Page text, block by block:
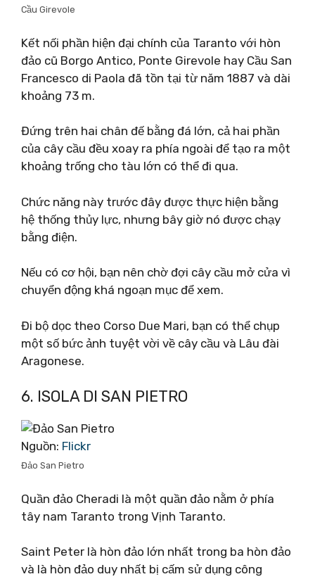
Cầu Girevole
Kết nối phần hiện đại chính của Taranto với hòn
đảo cũ Borgo Antico, Ponte Girevole hay Cầu San
Francesco di Paola đã tồn tại từ năm 1887 và dài
khoảng 73 m.
Đứng trên hai chân đế bằng đá lớn, cả hai phần
của cây cầu đều xoay ra phía ngoài để tạo ra một
khoảng trống cho tàu lớn có thể đi qua.
Chức năng này trước đây được thực hiện bằng
hệ thống thủy lực, nhưng bây giờ nó được chạy
bằng điện.
Nếu có cơ hội, bạn nên chờ đợi cây cầu mở cửa vì
chuyển động khá ngoạn mục để xem.
Đi bộ dọc theo Corso Due Mari, bạn có thể chụp
một số bức ảnh tuyệt vời về cây cầu và Lâu đài
Aragonese.
6. ISOLA DI SAN PIETRO
Nguồn: Flickr
Đảo San Pietro
Quần đảo Cheradi là một quần đảo nằm ở phía
tây nam Taranto trong Vịnh Taranto.
Saint Peter là hòn đảo lớn nhất trong ba hòn đảo
và là hòn đảo duy nhất bị cấm sử dụng công